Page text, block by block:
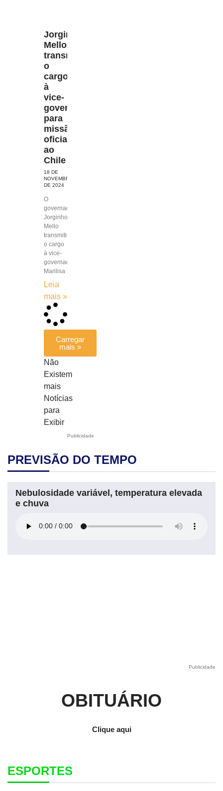
Jorginho
Mello
transmite
o
cargo
à
vice-
governadora
para
missão
oficial
ao
Chile
18 DE
NOVEMBRO
DE 2024
O
governador
Jorginho
Mello
transmitiu
o cargo
à vice-
governadora,
Marilisa
Leia
mais »
Carregar
mais »
Não
Existem
mais
Notícias
para
Exibir
Publicidade
PREVISÃO DO TEMPO
Nebulosidade variável, temperatura elevada
e chuva
Publicidade
OBITUÁRIO
Clique aqui
ESPORTES